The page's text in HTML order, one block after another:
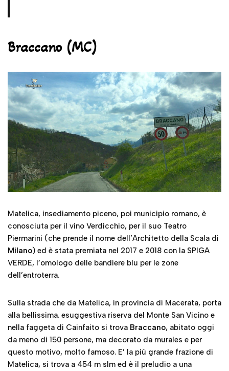
Braccano (MC)
Matelica, insediamento piceno, poi municipio romano, è
conosciuta per il vino Verdicchio, per il suo Teatro
Piermarini (che prende il nome dell’Architetto della Scala di
Milano) ed è stata premiata nel 2017 e 2018 con la SPIGA
VERDE, l’omologo delle bandiere blu per le zone
dell’entroterra.
Sulla strada che da Matelica, in provincia di Macerata, porta
alla bellissima. esuggestiva riserva del Monte San Vicino e
nella faggeta di Cainfaito si trova Braccano, abitato oggi
da meno di 150 persone, ma decorato da murales e per
questo motivo, molto famoso. E’ la più grande frazione di
Matelica, si trova a 454 m slm ed è il preludio a una